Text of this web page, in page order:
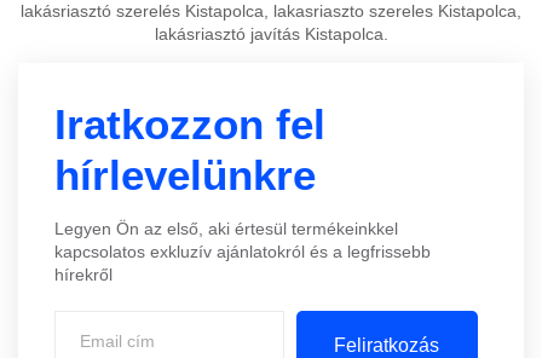
lakásriasztó szerelés Kistapolca, lakasriaszto szereles Kistapolca,
lakásriasztó javítás Kistapolca.
Iratkozzon fel
hírlevelünkre
Legyen Ön az első, aki értesül termékeinkkel
kapcsolatos exkluzív ajánlatokról és a legfrissebb
hírekről
Feliratkozás